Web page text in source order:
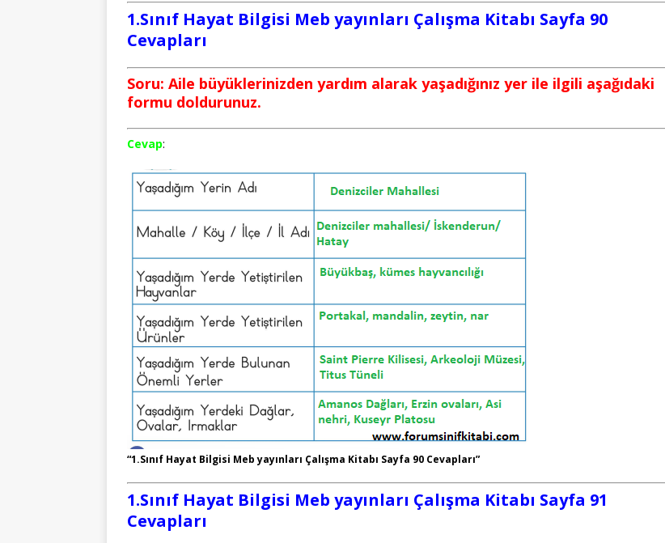
1.Sınıf Hayat Bilgisi Meb yayınları Çalışma Kitabı Sayfa 90
Cevapları
Soru: Aile büyüklerinizden yardım alarak yaşadığınız yer ile ilgili aşağıdaki
formu doldurunuz.
Cevap:
“1.Sınıf Hayat Bilgisi Meb yayınları Çalışma Kitabı Sayfa 90 Cevapları”
1.Sınıf Hayat Bilgisi Meb yayınları Çalışma Kitabı Sayfa 91
Cevapları